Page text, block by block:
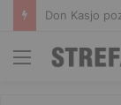
Menu